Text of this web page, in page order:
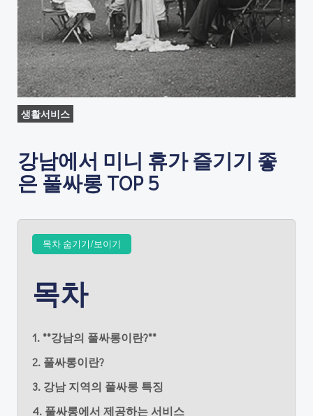
생활서비스
강남에서 미니 휴가 즐기기 좋
은 풀싸롱 TOP 5
목차 숨기기/보이기
목차
1. **강남의 풀싸롱이란?**
2. 풀싸롱이란?
3. 강남 지역의 풀싸롱 특징
4. 풀싸롱에서 제공하는 서비스